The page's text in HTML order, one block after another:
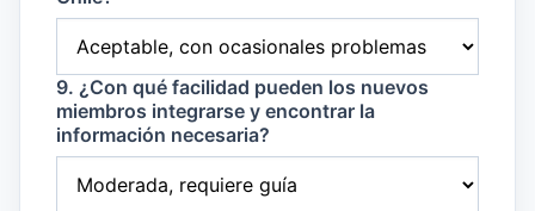
9. ¿Con qué facilidad pueden los nuevos
miembros integrarse y encontrar la
información necesaria?